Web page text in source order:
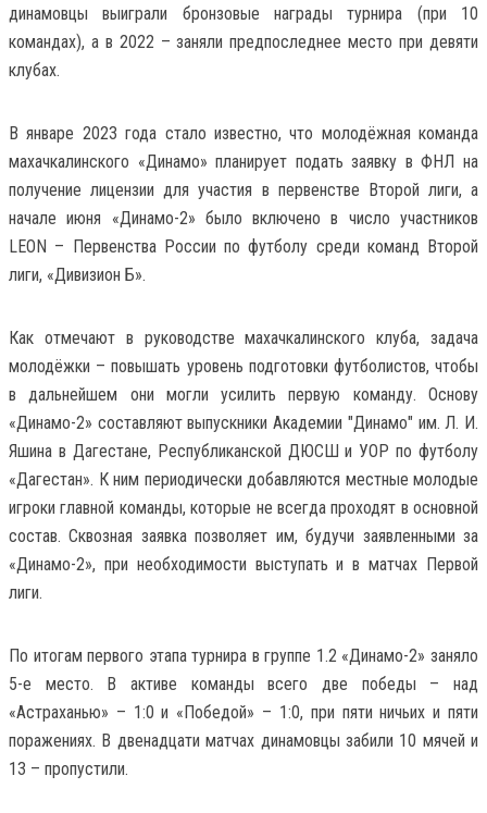
динамовцы выиграли бронзовые награды турнира (при 10
командах), а в 2022 – заняли предпоследнее место при девяти
клубах.
В январе 2023 года стало известно, что молодёжная команда
махачкалинского «Динамо» планирует подать заявку в ФНЛ на
получение лицензии для участия в первенстве Второй лиги, а
начале июня «Динамо-2» было включено в число участников
LEON – Первенства России по футболу среди команд Второй
лиги, «Дивизион Б».
Как отмечают в руководстве махачкалинского клуба, задача
молодёжки – повышать уровень подготовки футболистов, чтобы
в дальнейшем они могли усилить первую команду. Основу
«Динамо-2» составляют выпускники Академии "Динамо" им. Л. И.
Яшина в Дагестане, Республиканской ДЮСШ и УОР по футболу
«Дагестан». К ним периодически добавляются местные молодые
игроки главной команды, которые не всегда проходят в основной
состав. Сквозная заявка позволяет им, будучи заявленными за
«Динамо-2», при необходимости выступать и в матчах Первой
лиги.
По итогам первого этапа турнира в группе 1.2 «Динамо-2» заняло
5-е место. В активе команды всего две победы – над
«Астраханью» – 1:0 и «Победой» – 1:0, при пяти ничьих и пяти
поражениях. В двенадцати матчах динамовцы забили 10 мячей и
13 – пропустили.